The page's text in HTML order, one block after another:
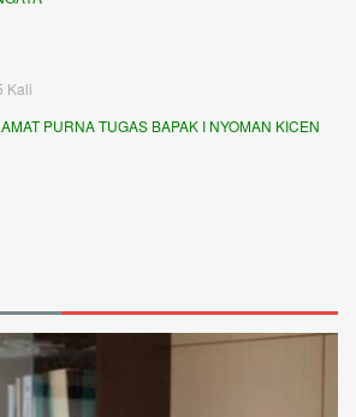
Kali
PURNA TUGAS BAPAK I NYOMAN KICEN